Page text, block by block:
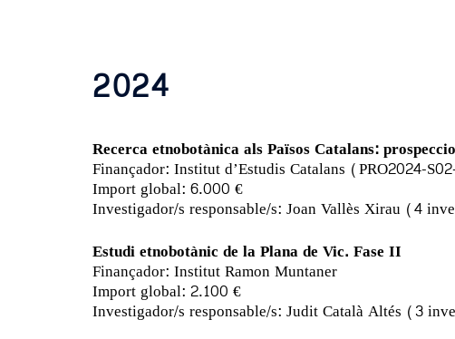
2024
Recerca etnobotànica als Països Catalans:
Finançador: Institut d’Estudis Catalans (PRO2024-
Import global: 6.000 €
Investigador/s responsable/s: Joan Vallès Xirau (4
Estudi etnobotànic de la Plana de Vic. Fase II
Finançador: Institut Ramon Muntaner
Import global: 2.100 €
Investigador/s responsable/s: Judit Català Altés (3